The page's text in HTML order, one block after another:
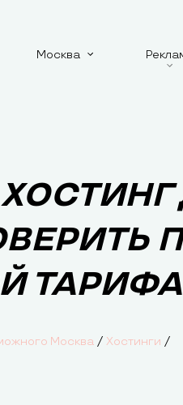
Москва
ТАРИФА
Москва / Хостинги /